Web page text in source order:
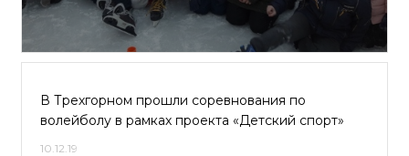
В Трехгорном прошли соревнования по
волейболу в рамках проекта «Детский спорт»
10.12.19